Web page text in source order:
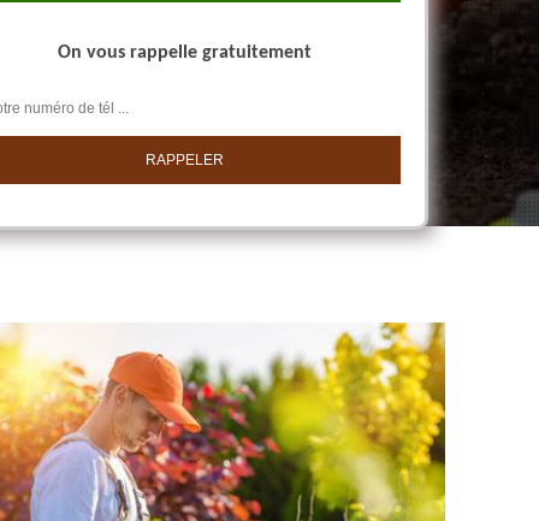
On vous rappelle gratuitement